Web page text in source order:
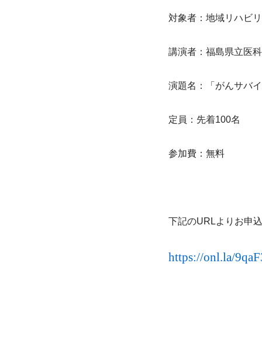
対象者：地域リハビ
講演者：福島県立医
演題名：「がんサバ
定員：先着100名
参加費：無料
下記のURLよりお申
https://onl.la/